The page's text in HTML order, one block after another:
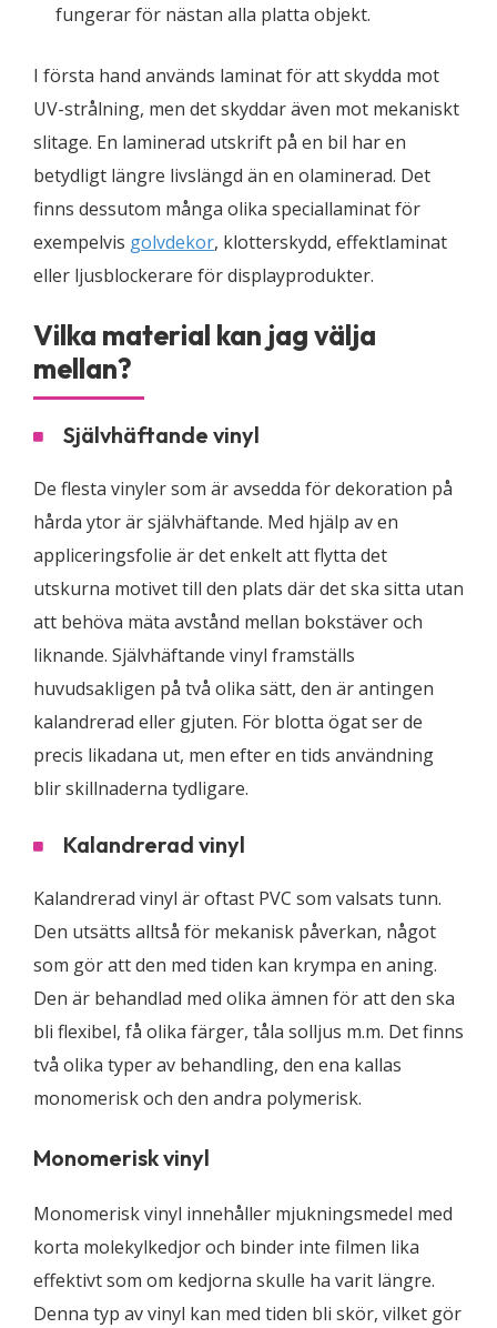
fungerar för nästan alla platta objekt.
I första hand används laminat för att skydda mot
UV-strålning, men det skyddar även mot mekaniskt
slitage. En laminerad utskrift på en bil har en
betydligt längre livslängd än en olaminerad. Det
finns dessutom många olika speciallaminat för
exempelvis golvdekor, klotterskydd, effektlaminat
eller ljusblockerare för displayprodukter.
Vilka material kan jag välja
mellan?
Självhäftande vinyl
De flesta vinyler som är avsedda för dekoration på
hårda ytor är självhäftande. Med hjälp av en
appliceringsfolie är det enkelt att flytta det
utskurna motivet till den plats där det ska sitta utan
att behöva mäta avstånd mellan bokstäver och
liknande. Självhäftande vinyl framställs
huvudsakligen på två olika sätt, den är antingen
kalandrerad eller gjuten. För blotta ögat ser de
precis likadana ut, men efter en tids användning
blir skillnaderna tydligare.
Kalandrerad vinyl
Kalandrerad vinyl är oftast PVC som valsats tunn.
Den utsätts alltså för mekanisk påverkan, något
som gör att den med tiden kan krympa en aning.
Den är behandlad med olika ämnen för att den ska
bli flexibel, få olika färger, tåla solljus m.m. Det finns
två olika typer av behandling, den ena kallas
monomerisk och den andra polymerisk.
Monomerisk vinyl
Monomerisk vinyl innehåller mjukningsmedel med
korta molekylkedjor och binder inte filmen lika
effektivt som om kedjorna skulle ha varit längre.
Denna typ av vinyl kan med tiden bli skör, vilket gör